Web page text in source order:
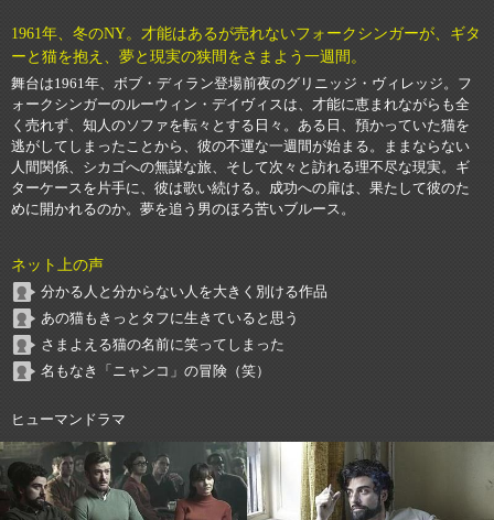
1961年、冬のNY。才能はあるが売れないフォークシンガーが、ギタ
ーと猫を抱え、夢と現実の狭間をさまよう一週間。
舞台は1961年、ボブ・ディラン登場前夜のグリニッジ・ヴィレッジ。フ
ォークシンガーのルーウィン・デイヴィスは、才能に恵まれながらも全
く売れず、知人のソファを転々とする日々。ある日、預かっていた猫を
逃がしてしまったことから、彼の不運な一週間が始まる。ままならない
人間関係、シカゴへの無謀な旅、そして次々と訪れる理不尽な現実。ギ
ターケースを片手に、彼は歌い続ける。成功への扉は、果たして彼のた
めに開かれるのか。夢を追う男のほろ苦いブルース。
ネット上の声
分かる人と分からない人を大きく別ける作品
あの猫もきっとタフに生きていると思う
さまよえる猫の名前に笑ってしまった
名もなき「ニャンコ」の冒険（笑）
ヒューマンドラマ